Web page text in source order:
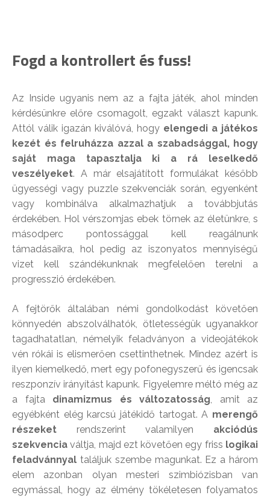
Fogd a kontrollert és fuss!
Az Inside ugyanis nem az a fajta játék, ahol minden
kérdésünkre előre csomagolt, egzakt választ kapunk.
Attól válik igazán kiválóvá, hogy elengedi a játékos
kezét és felruházza azzal a szabadsággal, hogy
saját maga tapasztalja ki a rá leselkedő
veszélyeket. A már elsajátított formulákat később
ügyességi vagy puzzle szekvenciák során, egyenként
vagy kombinálva alkalmazhatjuk a továbbjutás
érdekében. Hol vérszomjas ebek törnek az életünkre, s
másodperc pontossággal kell reagálnunk
támadásaikra, hol pedig az iszonyatos mennyiségű
vizet kell szándékunknak megfelelően terelni a
progresszió érdekében.
A fejtörők általában némi gondolkodást követően
könnyedén abszolválhatók, ötletességük ugyanakkor
tagadhatatlan, némelyik feladványon a videojátékok
vén rókái is elismerően csettinthetnek. Mindez azért is
ilyen kiemelkedő, mert egy pofonegyszerű és igencsak
reszponzív irányítást kapunk. Figyelemre méltó még az
a fajta dinamizmus és változatosság, amit az
egyébként elég karcsú játékidő tartogat. A merengő
részeket rendszerint valamilyen akciódús
szekvencia váltja, majd ezt követően egy friss logikai
feladvánnyal találjuk szembe magunkat. Ez a három
elem azonban olyan mesteri szimbiózisban van
egymással, hogy az élmény tökéletesen folyamatos